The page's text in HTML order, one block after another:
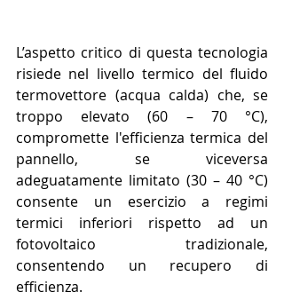
L’aspetto critico di questa tecnologia
risiede nel livello termico del fluido
termovettore (acqua calda) che, se
troppo elevato (60 – 70 °C),
compromette l'efficienza termica del
pannello, se viceversa
adeguatamente limitato (30 – 40 °C)
consente un esercizio a regimi
termici inferiori rispetto ad un
fotovoltaico tradizionale,
consentendo un recupero di
efficienza.